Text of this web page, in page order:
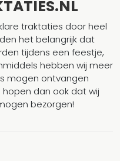
traktaties door heel
het belangrijk dat
tijdens een feestje,
hebben wij meer
mogen ontvangen
dan ook dat wij
bezorgen!